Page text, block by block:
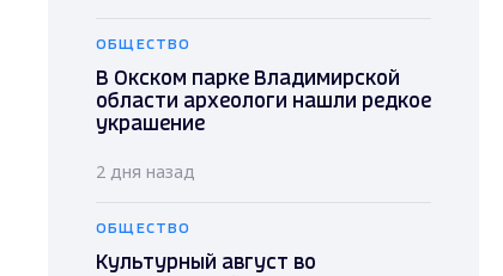
ОБЩЕСТВО
В Окском парке Владимирской
области археологи нашли редкое
украшение
2 дня назад
ОБЩЕСТВО
Культурный август во